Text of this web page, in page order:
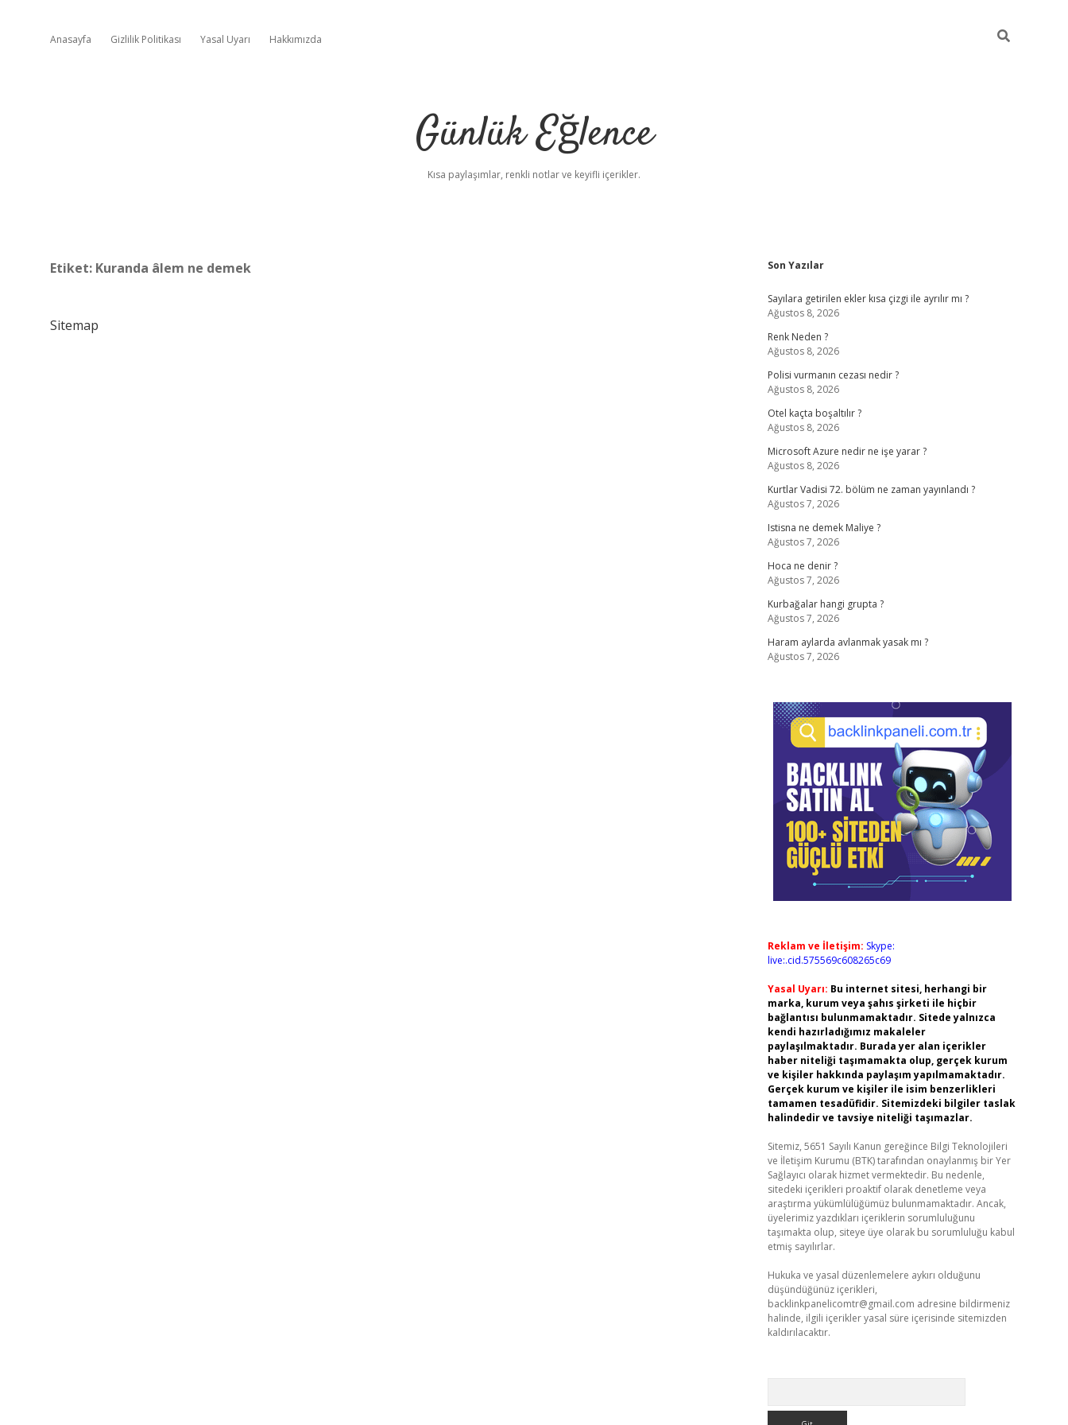
Anasayfa Gizlilik Politikası Yasal Uyarı Hakkımızda
Günlük Eğlence
Kısa paylaşımlar, renkli notlar ve keyifli içerikler.
Etiket: Kuranda âlem ne demek
Sitemap
Sidebar
Son Yazılar
Sayılara getirilen ekler kısa çizgi ile ayrılır mı ?
Ağustos 8, 2026
Renk Neden ?
Ağustos 8, 2026
Polisi vurmanın cezası nedir ?
Ağustos 8, 2026
Otel kaçta boşaltılır ?
Ağustos 8, 2026
Microsoft Azure nedir ne işe yarar ?
Ağustos 8, 2026
Kurtlar Vadisi 72. bölüm ne zaman yayınlandı ?
Ağustos 7, 2026
Istisna ne demek Maliye ?
Ağustos 7, 2026
Hoca ne denir ?
Ağustos 7, 2026
Kurbağalar hangi grupta ?
Ağustos 7, 2026
Haram aylarda avlanmak yasak mı ?
Ağustos 7, 2026
Reklam ve İletişim: Skype:
live:.cid.575569c608265c69
Yasal Uyarı: Bu internet sitesi, herhangi bir
marka, kurum veya şahıs şirketi ile hiçbir
bağlantısı bulunmamaktadır. Sitede yalnızca
kendi hazırladığımız makaleler
paylaşılmaktadır. Burada yer alan içerikler
haber niteliği taşımamakta olup, gerçek kurum
ve kişiler hakkında paylaşım yapılmamaktadır.
Gerçek kurum ve kişiler ile isim benzerlikleri
tamamen tesadüfidir. Sitemizdeki bilgiler taslak
halindedir ve tavsiye niteliği taşımazlar.
Sitemiz, 5651 Sayılı Kanun gereğince Bilgi Teknolojileri
ve İletişim Kurumu (BTK) tarafından onaylanmış bir Yer
Sağlayıcı olarak hizmet vermektedir. Bu nedenle,
sitedeki içerikleri proaktif olarak denetleme veya
araştırma yükümlülüğümüz bulunmamaktadır. Ancak,
üyelerimiz yazdıkları içeriklerin sorumluluğunu
taşımakta olup, siteye üye olarak bu sorumluluğu kabul
etmiş sayılırlar.
Hukuka ve yasal düzenlemelere aykırı olduğunu
düşündüğünüz içerikleri,
backlinkpanelicomtr@gmail.com adresine bildirmeniz
halinde, ilgili içerikler yasal süre içerisinde sitemizden
kaldırılacaktır.
tambet girişbonus veren bahis siteleri